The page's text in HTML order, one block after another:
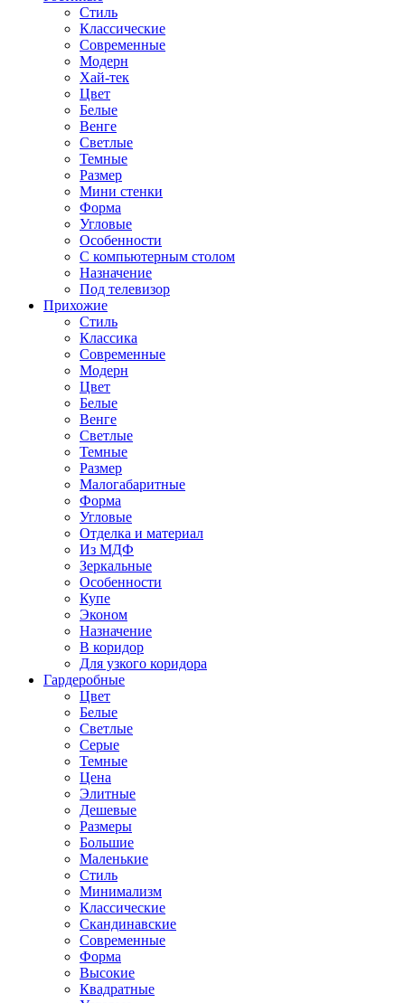
Стиль
Классические
Современные
Модерн
Хай-тек
Цвет
Белые
Венге
Светлые
Темные
Размер
Мини стенки
Форма
Угловые
Особенности
С компьютерным столом
Назначение
Под телевизор
Прихожие
Стиль
Классика
Современные
Модерн
Цвет
Белые
Венге
Светлые
Темные
Размер
Малогабаритные
Форма
Угловые
Отделка и материал
Из МДФ
Зеркальные
Особенности
Купе
Эконом
Назначение
В коридор
Для узкого коридора
Гардеробные
Цвет
Белые
Светлые
Серые
Темные
Цена
Элитные
Дешевые
Размеры
Большие
Маленькие
Стиль
Минимализм
Классические
Скандинавские
Современные
Форма
Высокие
Квадратные